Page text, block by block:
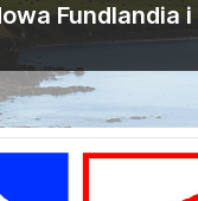
Fundlandia